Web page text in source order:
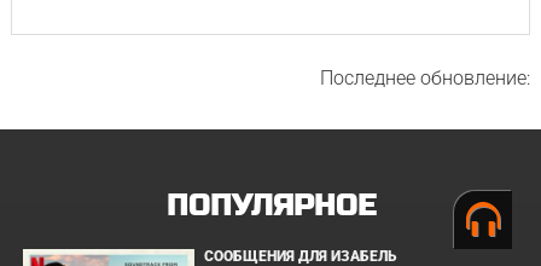
Последнее обновление:
ПОПУЛЯРНОЕ
СООБЩЕНИЯ ДЛЯ ИЗАБЕЛЬ